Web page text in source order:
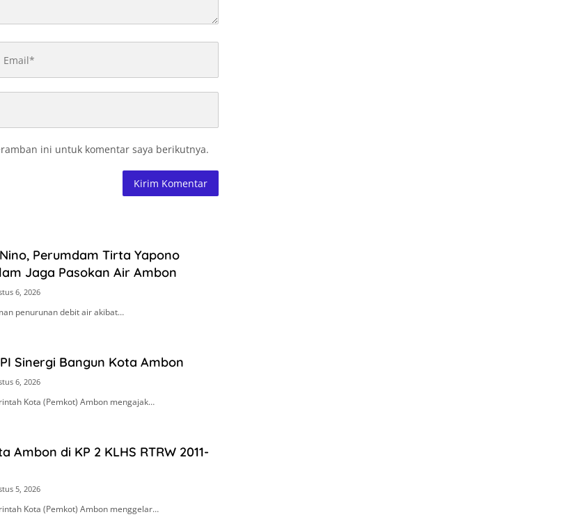
ini untuk komentar saya berikutnya.
Perumdam Tirta Yapono
Jaga Pasokan Air Ambon
6, 2026
penurunan debit air akibat…
Sinergi Bangun Kota Ambon
6, 2026
Kota (Pemkot) Ambon mengajak…
Ambon di KP 2 KLHS RTRW 2011-
5, 2026
Kota (Pemkot) Ambon menggelar…